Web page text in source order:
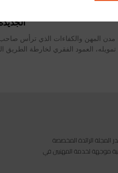
المهن والكفاءات الذي ترأس
تمويله، العمود الفقري لخارطة الطريق
تصدر المجلة الرائدة المخصصة
موجهة لخدمة المهنيين في